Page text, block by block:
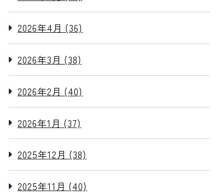
2026年4月 (36)
2026年3月 (38)
2026年2月 (40)
2026年1月 (37)
2025年12月 (38)
2025年11月 (40)